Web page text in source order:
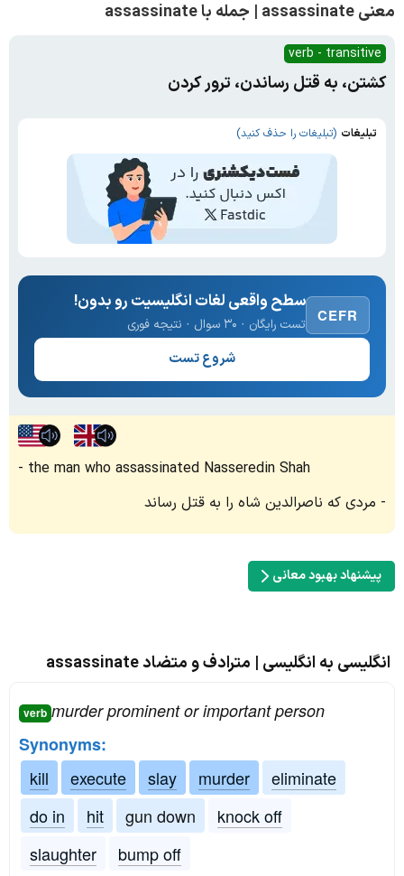
معنی assassinate | جمله با assassinate
verb - transitive
کشتن، به قتل رساندن، ترور کردن
تبلیغات (تبلیغات را حذف کنید)
CEFR
سطح واقعی لغات انگلیسیت رو بدون!
تست رایگان · ۳۰ سوال · نتیجه فوری
شروع تست
the man who assassinated Nasseredin Shah
مردی که ناصرالدین شاه را به قتل رساند
پیشنهاد بهبود معانی
انگلیسی به انگلیسی | مترادف و متضاد assassinate
verb murder prominent or important person
Synonyms:
kill
execute slay murder
eliminate
do in
hit gun down
knock off
slaughter
bump off